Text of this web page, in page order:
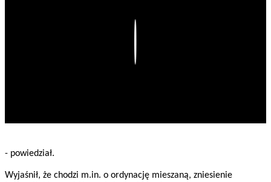
- powiedział.
Wyjaśnił, że chodzi m.in. o ordynację mieszaną, zniesienie